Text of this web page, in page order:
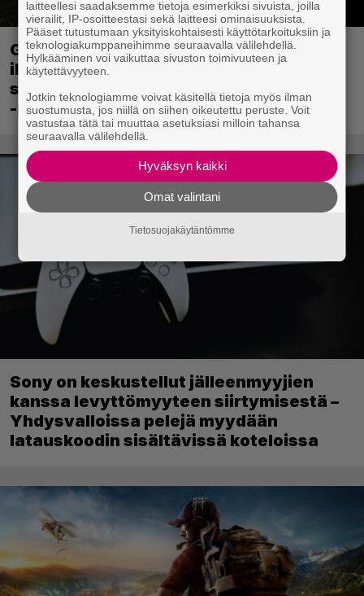
Ghost Recon 25 vuotta: nappaa nyt
ilmaiseksi Ghost Recon: Future Soldier
sekä merkittävä Ghost Recon Wildlands
-päivitys
Sony on keskustellut jälleenmyyjien
kanssa levyttömyyteen siirtymisestä –
Yhdysvalloissa pelejä myydään
latauskoodin sisältävissä koteloissa
laitteellesi saadaksemme tietoja esimerkiksi sivuista, joilla
vierailit, IP-osoitteestasi sekä laitteesi ominaisuuksista.
Pääset tutustumaan yksityiskohtaisesti käyttötarkoituksiin ja
teknologiakumppaneihimme seuraavalla välilehdellä.
Hylkääminen voi vaikuttaa sivuston toimivuuteen ja
käytettävyyteen.
Jotkin teknologiamme voivat käsitellä tietoja myös ilman
suostumusta, jos niillä on siihen oikeutettu peruste. Voit
vastustaa tätä tai muuttaa asetuksiasi milloin tahansa
seuraavalla välilehdellä.
Hyväksyn kaikki
Omat valintani
Tietosuojakäytäntömme